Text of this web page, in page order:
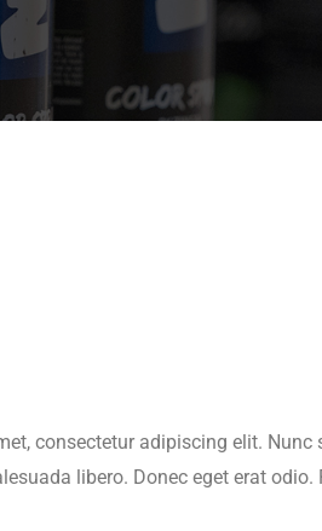
consectetur adipiscing elit.
libero. Donec eget erat odio.